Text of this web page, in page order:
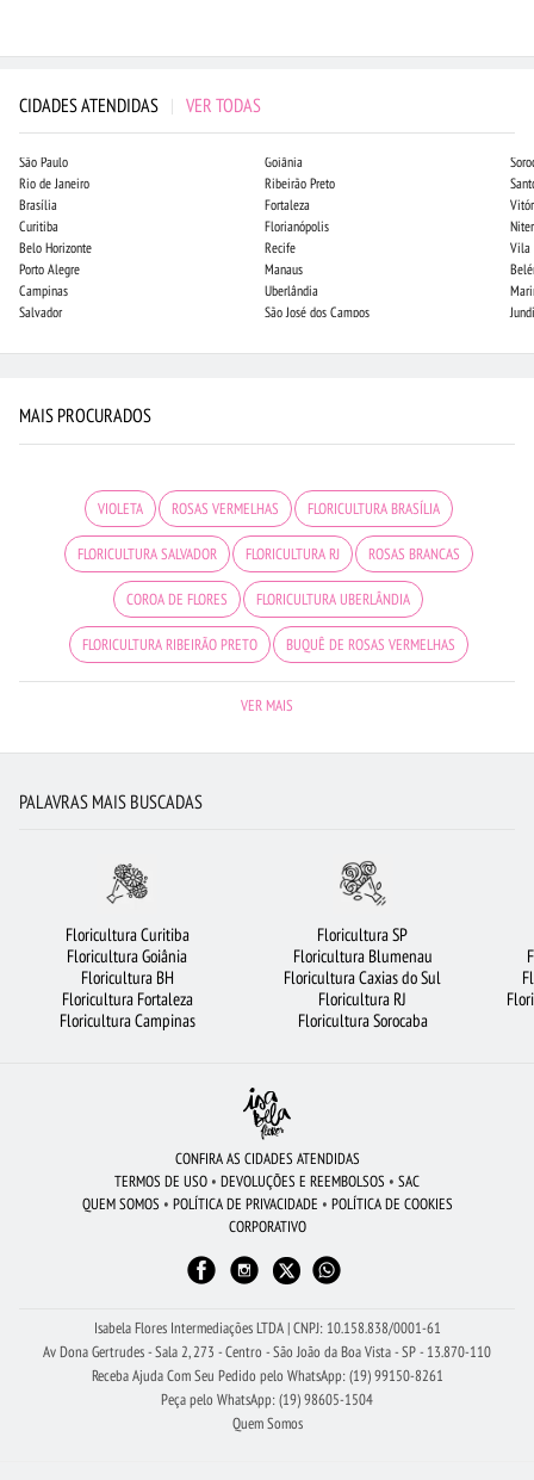
CIDADES ATENDIDAS | VER TODAS
São Paulo
Rio de Janeiro
Brasília
Curitiba
Belo Horizonte
Porto Alegre
Campinas
Salvador
Goiânia
Ribeirão Preto
Fortaleza
Florianópolis
Recife
Manaus
Uberlândia
São José dos Campos
Vila
MAIS PROCURADOS
VIOLETA ROSAS VERMELHAS FLORICULTURA BRASÍLIA
FLORICULTURA SALVADOR FLORICULTURA RJ ROSAS BRANCAS
COROA DE FLORES FLORICULTURA UBERLÂNDIA
FLORICULTURA RIBEIRÃO PRETO BUQUÊ DE ROSAS VERMELHAS
FLORICULTURA JOÃO PESSOA FLORICULTURA CAMPINAS
FLORES COLORIDAS FLORICULTURA BARUERI FLORICULTURA SANTO ANDRÉ
CIDADES MAIS PROCURADAS ORQUÍDEAS FLORES DO CAMPO
FLORICULTURA SÃO JOSÉ DOS CAMPOS
FLORES VERMELHAS
FLORICULTURA MANAUS CESTA DE CAFÉ DA MANHÃ FLORICULTURA SP
FLORICULTURA JUNDIAÍ
RAMALHETE DE FLORES
VER MAIS
PALAVRAS MAIS BUSCADAS
Floricultura Curitiba
Floricultura Goiânia
Floricultura BH
Floricultura Fortaleza
Floricultura Campinas
Floricultura SP
Floricultura Blumenau
Floricultura Caxias do Sul
Floricultura RJ
Floricultura Sorocaba
CONFIRA AS CIDADES ATENDIDAS
TERMOS DE USO • DEVOLUÇÕES E REEMBOLSOS • SAC
QUEM SOMOS • POLÍTICA DE PRIVACIDADE • POLÍTICA DE COOKIES
CORPORATIVO
Isabela Flores Intermediações LTDA | CNPJ: 10.158.838/0001-61
Av Dona Gertrudes - Sala 2, 273 - Centro - São João da Boa Vista - SP - 13.870-110
Receba Ajuda Com Seu Pedido pelo WhatsApp: (19) 99150-8261
Peça pelo WhatsApp: (19) 98605-1504
Quem Somos